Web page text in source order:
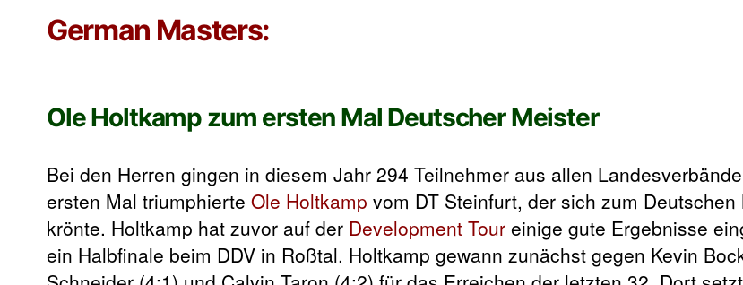
German Masters:
Ole Holtkamp zum ersten Mal Deutscher Meister
Bei den Herren gingen in diesem Jahr 294 Teilnehmer aus allen
ersten Mal triumphierte Ole Holtkamp vom DT Steinfurt, der sich zum Deutschen
krönte. Holtkamp hat zuvor auf der Development Tour einige gute Ergebnisse
ein Halbfinale beim DDV in Roßtal. Holtkamp gewann zunächst gegen Kevin